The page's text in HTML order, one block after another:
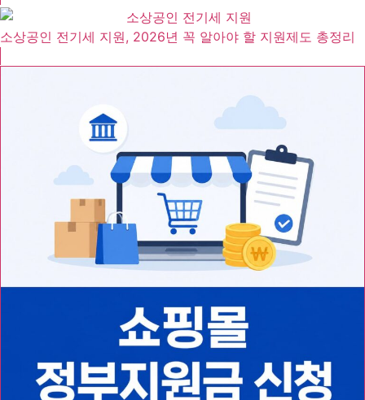
소상공인 전기세 지원, 2026년 꼭 알아야 할 지원제도 총정리